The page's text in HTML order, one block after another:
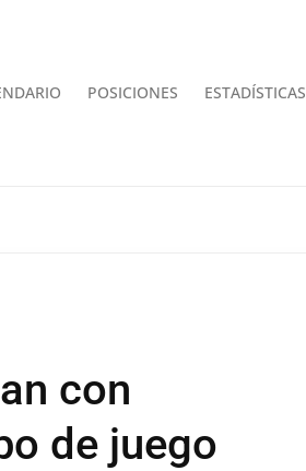
POSICIONES ESTADÍSTICAS
con
de juego